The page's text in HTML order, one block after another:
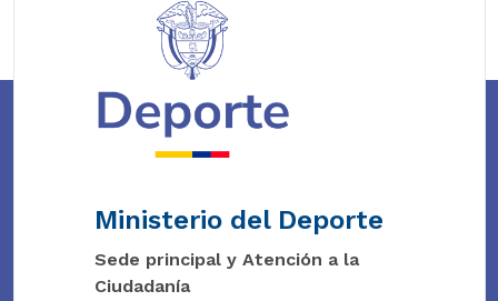
Ministerio del Deporte
Sede principal y Atención a la
Ciudadanía